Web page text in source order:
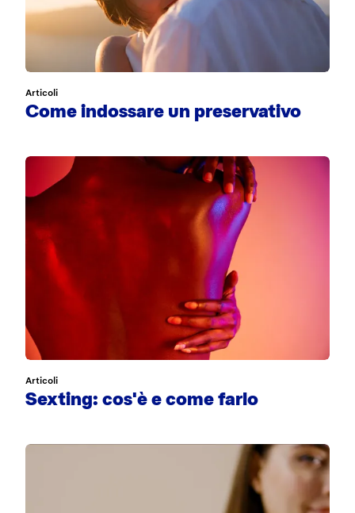
Articoli
Come indossare un preservativo
Articoli
Sexting: cos'è e come farlo